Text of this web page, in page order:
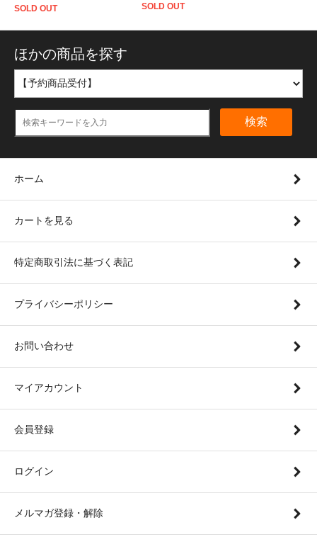
SOLD OUT
SOLD OUT
ほかの商品を探す
検索
ホーム
カートを見る
特定商取引法に基づく表記
プライバシーポリシー
お問い合わせ
マイアカウント
会員登録
ログイン
メルマガ登録・解除